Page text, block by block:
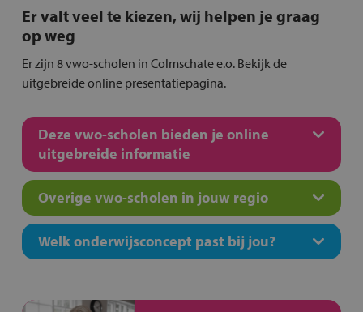
Er valt veel te kiezen, wij helpen je graag
op weg
Er zijn 8 vwo-scholen in Colmschate e.o. Bekijk de
uitgebreide online presentatiepagina.
Deze vwo-scholen bieden je online
uitgebreide informatie
Overige vwo-scholen in jouw regio
Welk onderwijsconcept past bij jou?